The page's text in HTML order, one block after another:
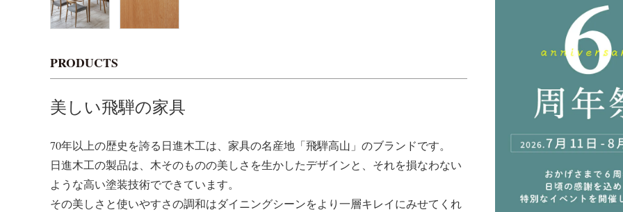
PRODUCTS
美しい飛騨の家具
70年以上の歴史を誇る日進木工は、家具の名産地「飛騨高山」のブランドです。
日進木工の製品は、木そのものの美しさを生かしたデザインと、それを損なわない
ような高い塗装技術でできています。
その美しさと使いやすさの調和はダイニングシーンをより一層キレイにみせてくれ